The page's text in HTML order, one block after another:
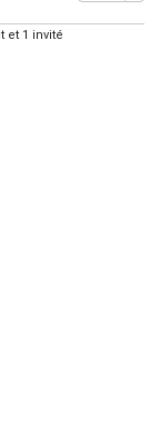
et 1 invité